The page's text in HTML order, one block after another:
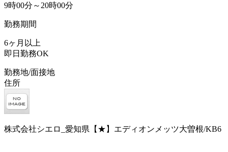
9時00分～20時00分
勤務期間
6ヶ月以上
即日勤務OK
勤務地/面接地
住所
株式会社シエロ_愛知県【★】エディオンメッツ大曽根/KB6